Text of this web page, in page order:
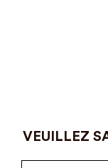
VEUILLEZ